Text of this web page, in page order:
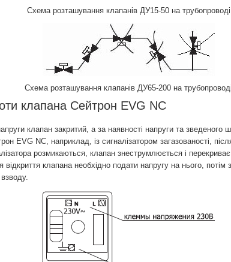
Схема розташування клапанів ДУ15-50 на трубопроводі
Схема розташування клапанів ДУ65-200 на трубопроводі
клапана Сейтрон EVG NC
клапан закритий, а за наявності напруги та зведеного
EVG NC, наприклад, із сигналізатором загазованості,
розмикаються, клапан знеструмлюється і
клапана необхідно подати напругу на нього, потім